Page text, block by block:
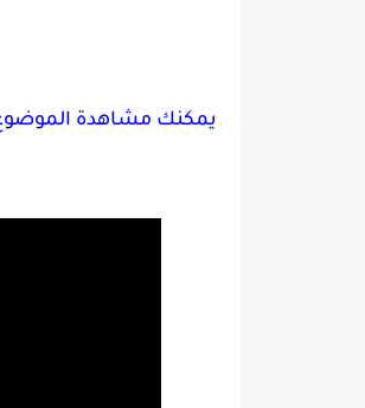
يمكنك مشاهدة